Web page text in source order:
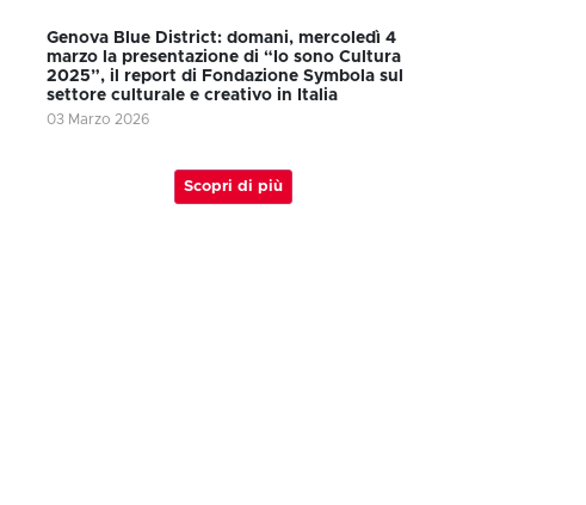
Genova Blue District: domani, mercoledì 4
marzo la presentazione di “Io sono Cultura
2025”, il report di Fondazione Symbola sul
settore culturale e creativo in Italia
03 Marzo 2026
Scopri di più